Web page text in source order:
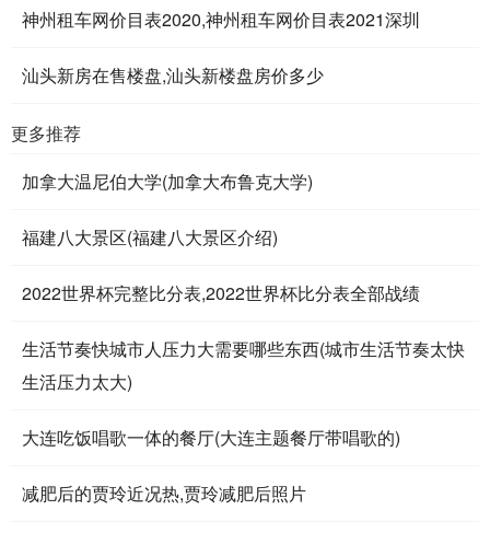
神州租车网价目表2020,神州租车网价目表2021深圳
汕头新房在售楼盘,汕头新楼盘房价多少
更多推荐
加拿大温尼伯大学(加拿大布鲁克大学)
福建八大景区(福建八大景区介绍)
2022世界杯完整比分表,2022世界杯比分表全部战绩
生活节奏快城市人压力大需要哪些东西(城市生活节奏太快
生活压力太大)
大连吃饭唱歌一体的餐厅(大连主题餐厅带唱歌的)
减肥后的贾玲近况热,贾玲减肥后照片